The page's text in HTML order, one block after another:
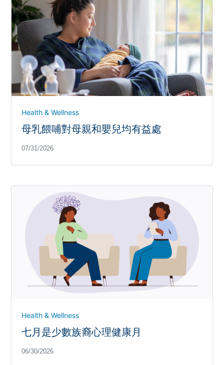
Health & Wellness
母乳餵哺對母親和嬰兒均有益處
07/31/2026
Health & Wellness
七月是少數族裔心理健康月
06/30/2026